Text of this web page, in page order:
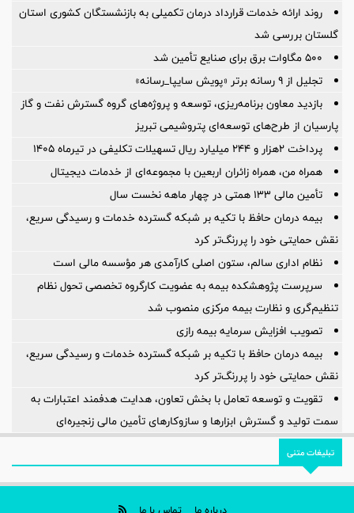
روند ارائه خدمات قرارداد درمان تکمیلی به بازنشستگان کشوری استان
گلستان بررسی شد
۵۰۰ مگاوات برق برای صنایع تأمین شد
تجلیل از ۹ رسانه برتر «پویش سایپا_رسانه»
بازدید معاون برنامه‌ریزی، توسعه و پروژه‌های گروه گسترش نفت و گاز
پارسیان از طرح‌های توسعه‌ای پتروشیمی تبریز
پرداخت ۲هزار و ۲۴۴ میلیارد ریال تسهیلات تکلیفی در تیرماه ۱۴۰۵
همراه من، همراه زائران اربعین با مجموعه‌ای از خدمات دیجیتال
تأمین مالی 133 همتی در چهار ماهه نخست سال
بیمه درمان حافظ با تکیه بر شبکه گسترده خدمات و رسیدگی سریع،
نقش حمایتی خود را پررنگ‌تر کرد
نظام اداری سالم، ستون اصلی کارآمدی هر مؤسسه مالی است
سرپرست پژوهشكده بیمه به عضویت كارگروه تخصصی تحول نظام
تنظیم‌گری و نظارت بیمه مركزی منصوب شد
تصویب افزایش سرمایه بیمه رازی
بیمه درمان حافظ با تکیه بر شبکه گسترده خدمات و رسیدگی سریع،
نقش حمایتی خود را پررنگ‌تر کرد
تقویت و توسعه تعامل با بخش تعاون، هدایت هدفمند اعتبارات به
سمت تولید و گسترش ابزارها و سازوکارهای تأمین مالی زنجیره‌ای
تبلیغات متنی